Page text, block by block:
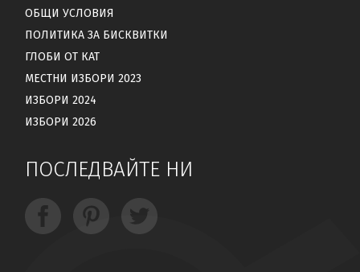
ОБЩИ УСЛОВИЯ
ПОЛИТИКА ЗА БИСКВИТКИ
ГЛОБИ ОТ КАТ
МЕСТНИ ИЗБОРИ 2023
ИЗБОРИ 2024
ИЗБОРИ 2026
ПОСЛЕДВАЙТЕ НИ